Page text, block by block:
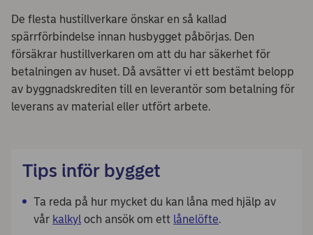
De flesta hustillverkare önskar en så kallad
spärrförbindelse innan husbygget påbörjas. Den
försäkrar hustillverkaren om att du har säkerhet för
betalningen av huset. Då avsätter vi ett bestämt belopp
av byggnadskrediten till en leverantör som betalning för
leverans av material eller utfört arbete.
Tips inför bygget
Ta reda på hur mycket du kan låna med hjälp av
vår kalkyl och ansök om ett lånelöfte.